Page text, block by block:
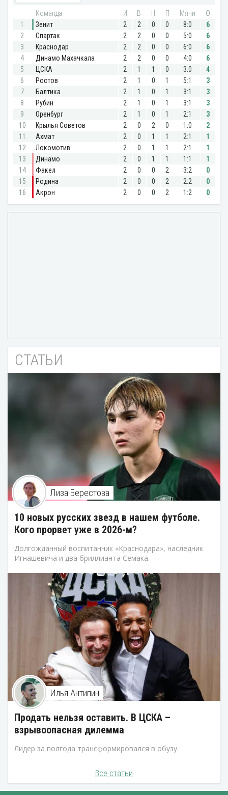
СТАТЬИ
Лиза Берестова
10 новых русских звезд в нашем футболе.
Кого прорвет уже в 2026-м?
Долгожданный воспитанник «Краснодара», наследник
Игнашевича и два бриллианта Семака.
Илья Антипин
Продать нельзя оставить. В ЦСКА –
взрывоопасная дилемма
Лидер за полгода трансформировался в обузу.
Все статьи